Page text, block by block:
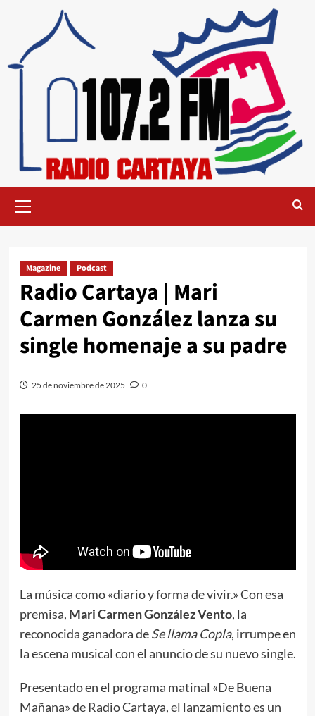
Magazine Podcast
Radio Cartaya | Mari
Carmen González lanza su
single homenaje a su padre
25 de noviembre de 2025 0
La música como «diario y forma de vivir.» Con esa
premisa, Mari Carmen González Vento, la
reconocida ganadora deSe llama Copla, irrumpe en
la escena musical con el anuncio de su nuevo single.
Presentado en el programa matinal «De Buena
Mañana» de Radio Cartaya, el lanzamiento es un